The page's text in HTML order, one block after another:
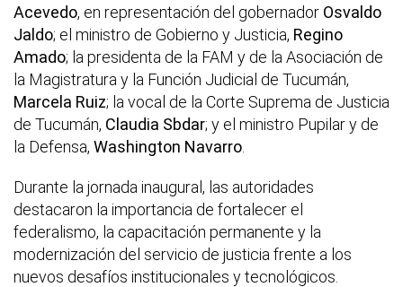
Acevedo, en representación del gobernador Osvaldo
Jaldo; el ministro de Gobierno y Justicia, Regino
Amado; la presidenta de la FAM y de la Asociación de
la Magistratura y la Función Judicial de Tucumán,
Marcela Ruiz; la vocal de la Corte Suprema de Justicia
de Tucumán, Claudia Sbdar; y el ministro Pupilar y de
la Defensa, Washington Navarro
Durante la jornada inaugural, las autoridades
destacaron la importancia de fortalecer el
federalismo, la capacitación permanente y la
modernización del servicio de justicia frente a los
nuevos desafíos institucionales y tecnológicos.